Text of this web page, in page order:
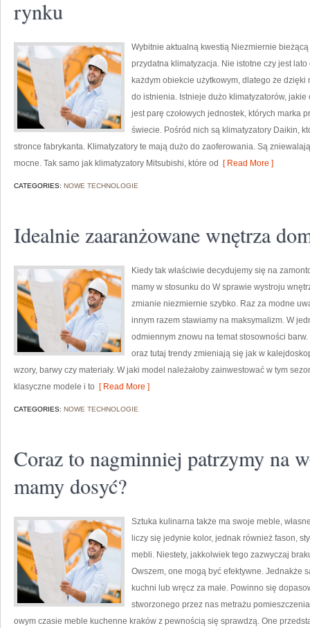
rynku
Wybitnie aktualną kwestią Niezmiernie
przydatna klimatyzacja. Nie istotne czy jest
każdym obiekcie użytkowym, dlatego że
do istnienia. Istnieje dużo klimatyzatorów,
jest parę czołowych jednostek, których marka
świecie. Pośród nich są klimatyzatory Daikin,
stronce fabrykanta. Klimatyzatory te mają dużo do zaoferowania. Są
mocne. Tak samo jak klimatyzatory Mitsubishi, które od
[ Read More ]
CATEGORIES: NOWE TECHNOLOGIE
Idealnie zaaranżowane wnętrza
Kiedy tak właściwie decydujemy się na
mamy w stosunku do W sprawie wystroju
zmianie niezmiernie szybko. Raz za modne
innym razem stawiamy na maksymalizm. W
odmiennym znowu na temat stosowności
oraz tutaj trendy zmieniają się jak w
wzory, barwy czy materiały. W jaki model należałoby zainwestować w tym
klasyczne modele i to [ Read More ]
CATEGORIES: NOWE TECHNOLOGIE
Coraz to nagminniej patrzymy na
mamy dosyć?
Sztuka kulinarna także ma swoje meble,
liczy się jedynie kolor, jednak również fason,
mebli. Niestety, jakkolwiek tego zazwyczaj
Owszem, one mogą być efektywne. Jednakże
kuchni lub wręcz za małe. Powinno się
stworzonego przez nas metrażu
owym czasie meble kuchenne kraków z pewnością się sprawdzą. One